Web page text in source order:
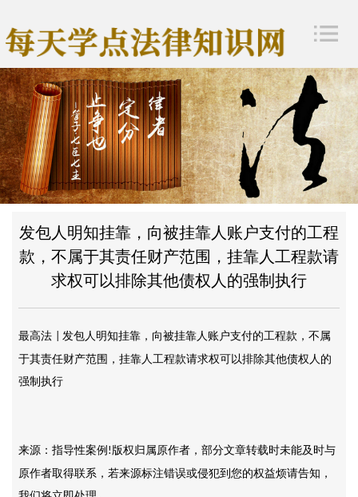
发包人明知挂靠，向被挂靠人账户支付的工程
款，不属于其责任财产范围，挂靠人工程款请
求权可以排除其他债权人的强制执行
最高法 |发包人明知挂靠，向被挂靠人账户支付的工程款，不属
于其责任财产范围，挂靠人工程款请求权可以排除其他债权人的
强制执行
来源：指导性案例 ! 版权归属原作者，部分文章转载时未能及时与
原作者取得联系，若来源标注错误或侵犯到您的权益烦请告知，